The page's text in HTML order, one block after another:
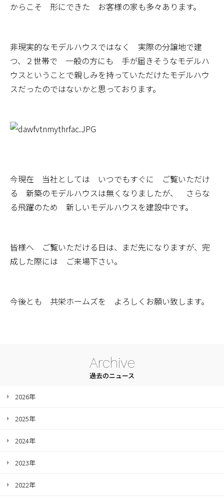
からこそ 形にできた お客様の家も多々あります。
非現実的なモデルハウスではなく 実際の分譲地で建
つ、２世帯で 一般の方にも 手が届きそうなモデルハ
ウスということで親しみを持っていただけたモデルハウ
スだったのではないかと思っております。
今現在 当社としては いつでもすぐに ご覧いただけ
る 新築のモデルハウスは無くなりましたが、 さらな
る飛躍のため 新しいモデルハウスを建設中です。
皆様へ ご覧いただける日は、まだ先になりますが、完
成した際には ご来場下さい。
今後とも 共栄ホームズを よろしくお願い致します。
Archive
過去のニュース
2026年
2025年
2024年
2023年
2022年